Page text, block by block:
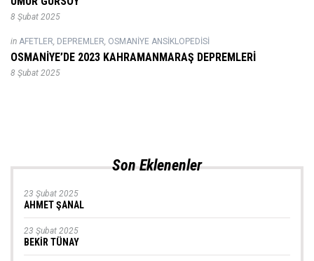
8 Şubat 2025
in AFETLER, DEPREMLER, OSMANIYE ANSIKLOPEDISI
OSMANİYE’DE 2023 KAHRAMANMARAŞ DEPREMLERİ
8 Şubat 2025
Son Eklenenler
23 Şubat 2025
AHMET ŞANAL
23 Şubat 2025
BEKİR TÜNAY